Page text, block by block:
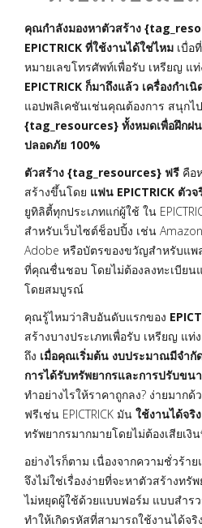
คุณกำลังมองหาตัวสร้าง
EPICTRICK ที่ใช้งานได้ใช่ไหม เบื่อ
หมายเลขโทรศัพท์เพื่อรับ เหรียญ แท่
EPICTRICK ก็มาถึงแล้ว เครื่องกำเนิ
แอปพลิเคชันเช่นคุณต้องการ สนุกไ
{tag_resources} ทั้งหมดเพื่อฝึกฝน
ปลอดภัย 100%
ตัวสร้าง {tag_resources} ฟรี คือ
สร้างขึ้นโดย แฟน EPICTRICK ตัวจ
ยูทิลิตี้ทุกประเภทแก่ผู้ใช้ ใน
สำหรับเว็บไซต์ช็อปปิ้ง เช่น
Adobe หรือบัตรของขวัญสำหรับแ
ที่คุณชื่นชอบ โดยไม่ต้องลงทะเบียน
โดยสมบูรณ์
คุณรู้ไหมว่าสิบอันดับแรกของ
สร้างบางประเภทเพื่อรับ เหรียญ แท่
ถึง เมื่อคุณเริ่มต้น งบประมาณมีจำกั
การได้รับทรัพยากรและการปรับขน
ทำอย่างไรให้ราคาถูกลง? ง่ายมากด้
ฟรีเช่น EPICTRICK มัน ใช้งานได้จริง
ทรัพยากรมากมายโดยไม่ต้องเสียเงิ
อย่างไรก็ตาม เนื่องจากความชั่วร้า
จึงไม่ใช่เรื่องง่ายที่จะหาตัวสร้างทรั
ไม่หยุดผู้ใช้ด้วยแบบฟอร์ม แบบสำร
ทำให้เกิดรหัสที่สามารถใช้งานได้จริ